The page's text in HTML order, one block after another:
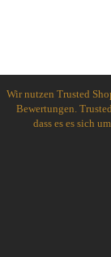
Wir nutzen Trusted
Bewertungen.
dass es es sich